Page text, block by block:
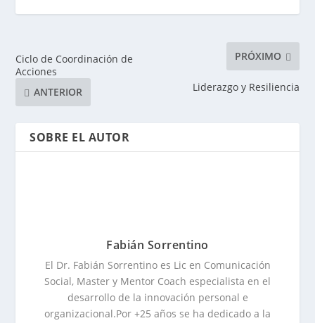
Ciclo de Coordinación de
Acciones
ANTERIOR
PRÓXIMO
Liderazgo y Resiliencia
SOBRE EL AUTOR
Fabián Sorrentino
El Dr. Fabián Sorrentino es Lic en Comunicación
Social, Master y Mentor Coach especialista en el
desarrollo de la innovación personal e
organizacional.Por +25 años se ha dedicado a la